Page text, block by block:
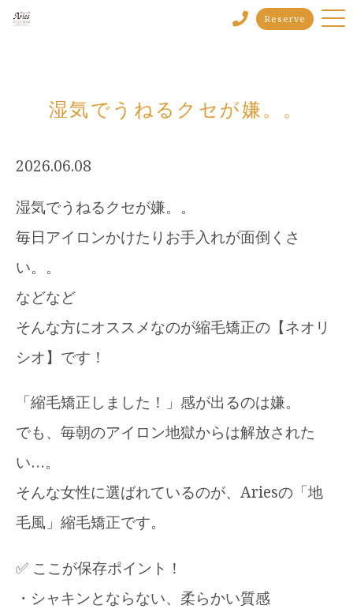
Reserve
湿気でうねるクセが嫌。。
2026.06.08
湿気でうねるクセが嫌。。
毎日アイロンかけたりお手入れが面倒くさ
い。。
などなど
そんな方にオススメなのが縮毛矯正の【ネオリ
シオ】です！
「縮毛矯正しました！」感が出るのは嫌。
でも、毎朝のアイロン地獄からは解放された
い…。
そんな女性に選ばれているのが、Ariesの「地
毛風」縮毛矯正です。
✅ ここが保存ポイント！
・シャキンとならない、柔らかい質感